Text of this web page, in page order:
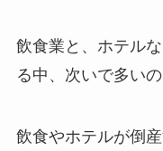
飲食業と、ホテル
る中、次いで多い
飲食やホテルが倒